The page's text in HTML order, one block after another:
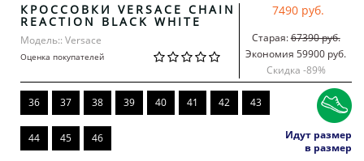
КРОССОВКИ VERSACE CHAIN
REACTION BLACK WHITE
Модель:: Versace
Оценка покупателей
7490 руб.
Старая:67390 руб.
Экономия 59900 руб.
Скидка -89%
36 37 38 39 40 41 42 43
44 45 46
Идут размер
в размер